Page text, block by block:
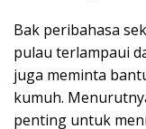
Bak peribahasa
pulau terlampaui
juga meminta
kumuh.
penting untuk